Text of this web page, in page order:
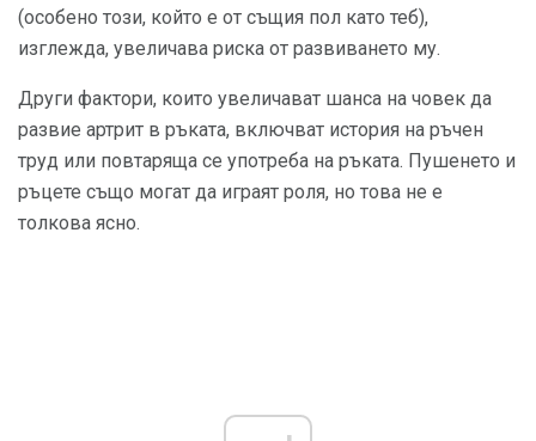
(особено този, който е от същия пол като теб),
изглежда, увеличава риска от развиването му.
Други фактори, които увеличават шанса на човек да
развие артрит в ръката, включват история на ръчен
труд или повтаряща се употреба на ръката. Пушенето и
ръцете също могат да играят роля, но това не е
толкова ясно.